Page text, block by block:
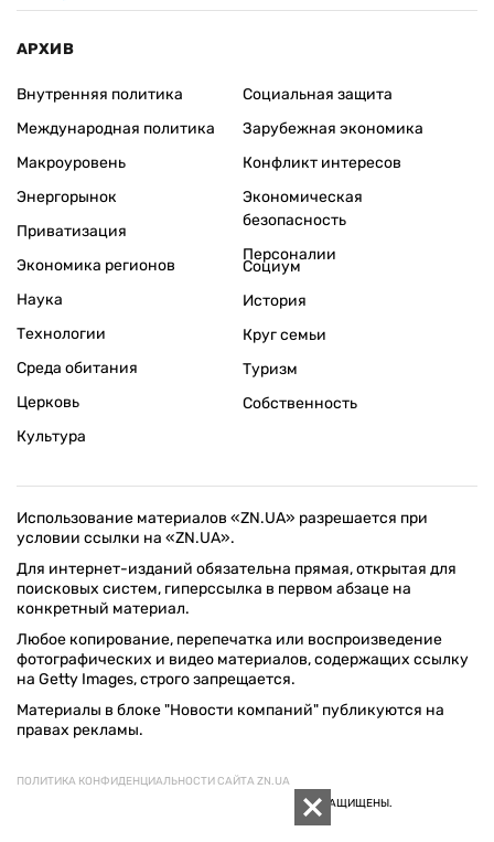
АРХИВ
Внутренняя политика
Международная политика
Макроуровень
Энергорынок
Приватизация
Экономика регионов
Социальная защита
Зарубежная экономика
Конфликт интересов
Экономическая
безопасность
Персоналии
Наука
Технологии
Среда обитания
Церковь
Культура
Социум
История
Круг семьи
Туризм
Собственность
Использование материалов «ZN.UA» разрешается при
условии ссылки на «ZN.UA».
Для интернет-изданий обязательна прямая, открытая для
поисковых систем, гиперссылка в первом абзаце на
конкретный материал.
Любое копирование, перепечатка или воспроизведение
фотографических и видео материалов, содержащих ссылку
на Getty Images, строго запрещается.
Материалы в блоке "Новости компаний" публикуются на
правах рекламы.
ПОЛИТИКА КОНФИДЕНЦИАЛЬНОСТИ САЙТА ZN.UA
© 1994–2026 «ЗЕРКАЛО НЕДЕЛИ. УКРАИНА». ВСЕ ПРАВА ЗАЩИЩЕНЫ.